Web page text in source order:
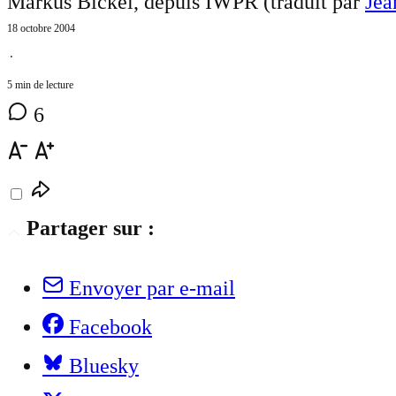
18 octobre 2004
⋅
5 min de lecture
6
Partager sur :
Envoyer par e-mail
Facebook
Bluesky